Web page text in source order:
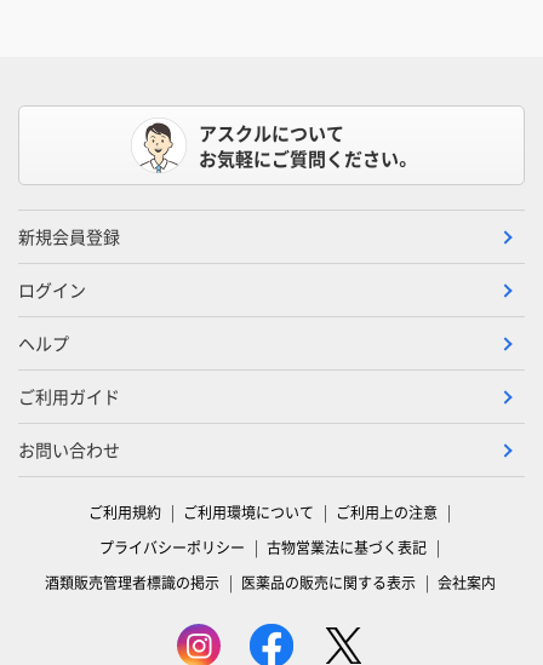
アスクルについて
お気軽にご質問ください。
新規会員登録
ログイン
ヘルプ
ご利用ガイド
お問い合わせ
ご利用規約 ご利用環境について
ご利用上の注意
プライバシーポリシー
古物営業法に基づく表記
酒類販売管理者標識の掲示
医薬品の販売に関する表示 会社案内